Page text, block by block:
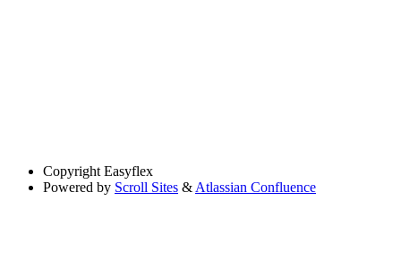
Copyright Easyflex
Powered by Scroll Sites & Atlassian Confluence